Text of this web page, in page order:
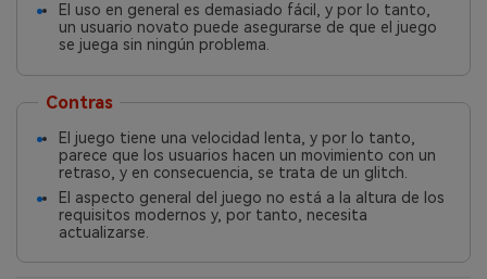
El uso en general es demasiado fácil, y por lo tanto,
un usuario novato puede asegurarse de que el juego
se juega sin ningún problema.
Contras
El juego tiene una velocidad lenta, y por lo tanto,
parece que los usuarios hacen un movimiento con un
retraso, y en consecuencia, se trata de un glitch.
El aspecto general del juego no está a la altura de los
requisitos modernos y, por tanto, necesita
actualizarse.